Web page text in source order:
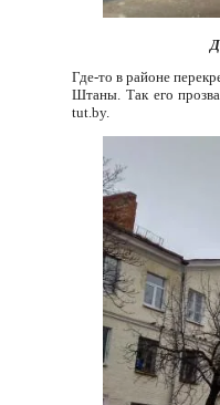
Где-то в районе
Штаны. Так его
tut.by.